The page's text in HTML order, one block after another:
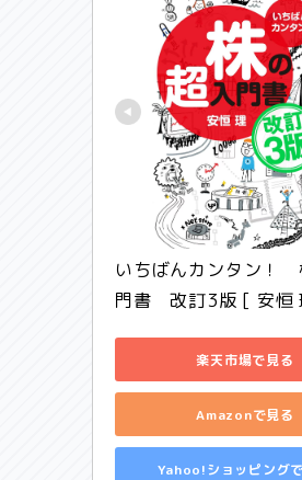
いちばんカンタン！
門書　改訂3版 [ 安恒
楽天市場で見る
Amazonで見る
Yahoo!ショッピング